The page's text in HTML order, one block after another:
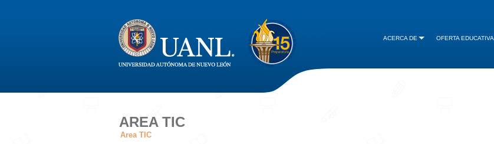
ACERCA DE OFERTA EDUCATIVA
AREA TIC
Area TIC